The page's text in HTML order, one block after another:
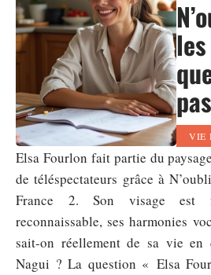
VIE
Elsa Fourlon fait partie du
de téléspectateurs grâce à
France 2. Son visage est
reconnaissable, ses harmonies
sait-on réellement de sa vie en
Nagui ? La question « Elsa